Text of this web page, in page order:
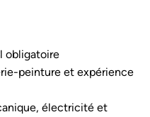
obligatoire
peinture et expérience
électricité et